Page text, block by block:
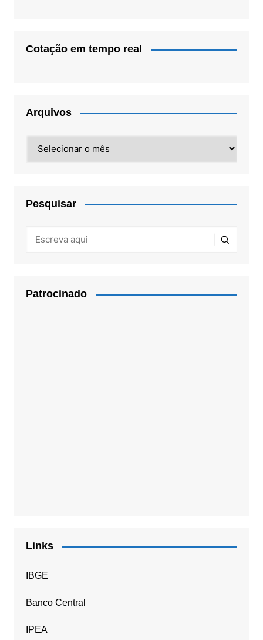
Cotação em tempo real
Arquivos
Pesquisar
Patrocinado
Links
IBGE
Banco Central
IPEA